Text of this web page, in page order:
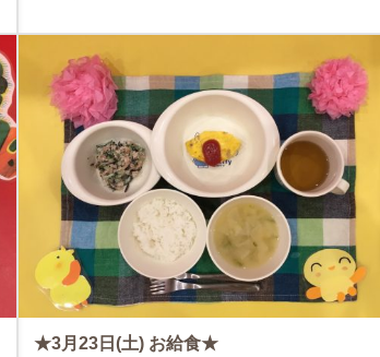
★3月23日(土) お給食★